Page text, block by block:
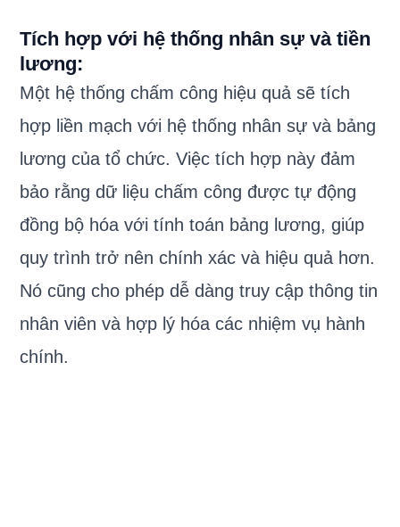
Tích hợp với hệ thống nhân sự và tiền
lương:
Một hệ thống chấm công hiệu quả sẽ tích
hợp liền mạch với hệ thống nhân sự và bảng
lương của tổ chức. Việc tích hợp này đảm
bảo rằng dữ liệu chấm công được tự động
đồng bộ hóa với tính toán bảng lương, giúp
quy trình trở nên chính xác và hiệu quả hơn.
Nó cũng cho phép dễ dàng truy cập thông tin
nhân viên và hợp lý hóa các nhiệm vụ hành
chính.